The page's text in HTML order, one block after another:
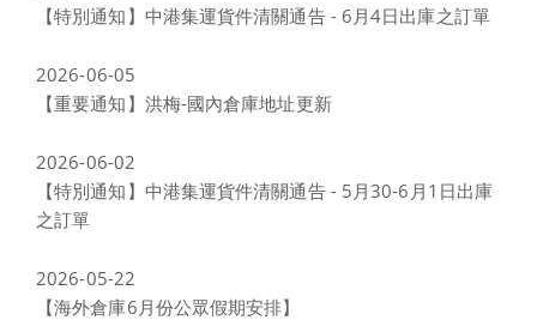
【特別通知】中港集運貨件清關通告 - 6月4日出庫之訂單
2026-06-05
【重要通知】洪梅-國內倉庫地址更新
2026-06-02
【特別通知】中港集運貨件清關通告 - 5月30-6月1日出庫
之訂單
2026-05-22
【海外倉庫6月份公眾假期安排】